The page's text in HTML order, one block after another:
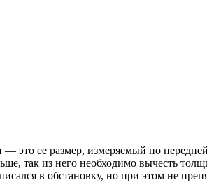
это ее размер, измеряемый по
так из него необходимо вычесть
в обстановку, но при этом не